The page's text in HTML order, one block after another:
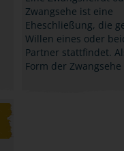
Zwangsehe ist eine
Eheschließung, die
Willen eines oder
Partner stattfindet.
Form der